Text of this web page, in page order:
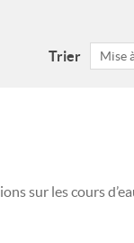
Trier Mise
sur les cours